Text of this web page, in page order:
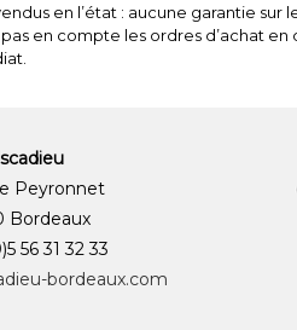
en l’état : aucune garantie sur
en compte les ordres d’achat en
Peyronnet
Bordeaux
56 31 32 33
bordeaux.com